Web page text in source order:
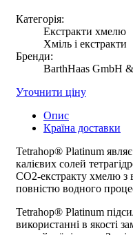
Категорія:
Екстракти хмелю
Хміль і екстракти
Бренди:
BarthHaas GmbH
Уточнити ціну
Опис
Країна доставки
Tetrahop® Platinum
калієвих солей
СО2-екстракту хмелю з
повністю водного
Tetrahop® Platinum
використанні в якості